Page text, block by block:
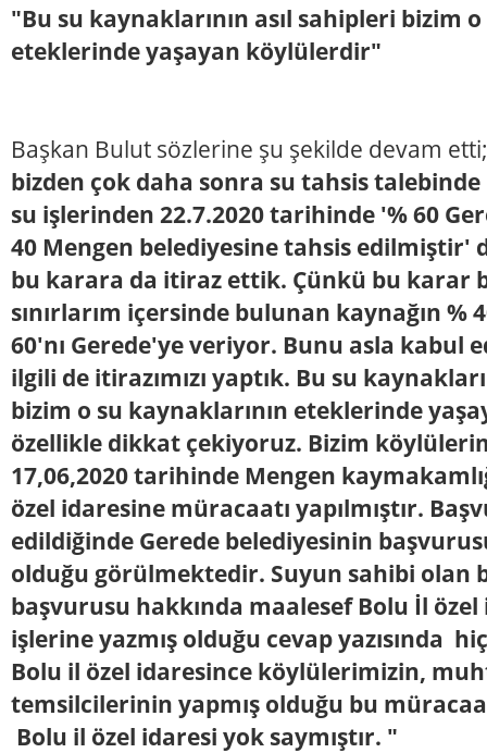
"Bu su kaynaklarının asıl sahipleri bizim
eteklerinde yaşayan köylülerdir"
Başkan Bulut sözlerine şu şekilde devam
bizden çok daha sonra su tahsis
su işlerinden 22.7.2020 tarihinde '% 60
40 Mengen belediyesine tahsis edilmiştir'
bu karara da itiraz ettik. Çünkü bu karar
sınırlarım içersinde bulunan kaynağın %
60'nı Gerede'ye veriyor. Bunu asla kabul
ilgili de itirazımızı yaptık. Bu su
bizim o su kaynaklarının eteklerinde
özellikle dikkat çekiyoruz. Bizim
17,06,2020 tarihinde Mengen
özel idaresine müracaatı yapılmıştır.
edildiğinde Gerede belediyesinin
olduğu görülmektedir. Suyun sahibi olan
başvurusu hakkında maalesef Bolu İl
işlerine yazmış olduğu cevap yazısında
Bolu il özel idaresince köylülerimizin,
temsilcilerinin yapmış olduğu bu
Bolu il özel idaresi yok saymıştır. "